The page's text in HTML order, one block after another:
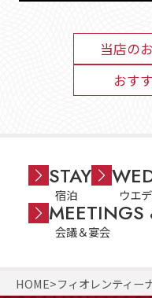
当店の
おす
STAY
宿泊 ウエ
MEETINGS
会議＆宴会
HOME フィオレンティー